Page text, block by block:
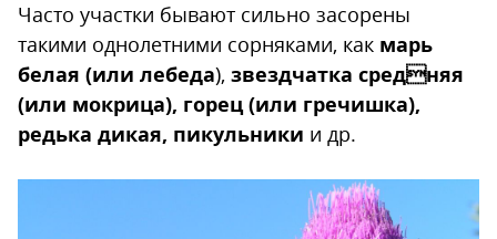
Часто участки бывают сильно засорены
такими однолетними сорняками, как марь
белая (или лебеда), звездчатка средняя
(или мокрица), горец (или гречишка),
редька дикая, пикульники и др.